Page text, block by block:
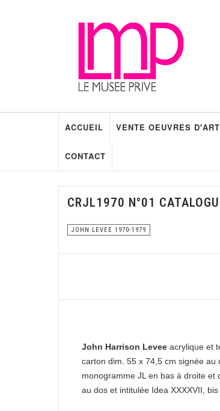
ACCUEIL VENTE OEUVRES D'ART
CONTACT
CRJL1970 N°01
JOHN LEVEE 1970-1979
John Harrison Levee acrylique et
carton dim. 55 x 74,5 cm signée au
monogramme JL en bas à droite et
au dos et intitulée Idea XXXXVII,